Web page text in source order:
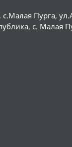
Пурга,
с. Малая